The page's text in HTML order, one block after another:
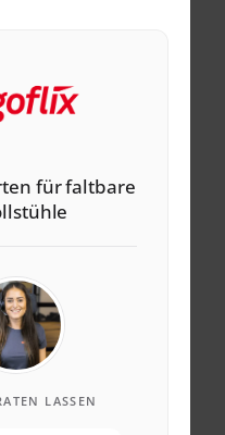
für faltbare
LASSEN